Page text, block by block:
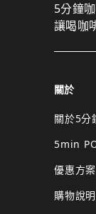
5分鐘
讓喝咖
關於
關於5分
5min
優惠方案
購物說明